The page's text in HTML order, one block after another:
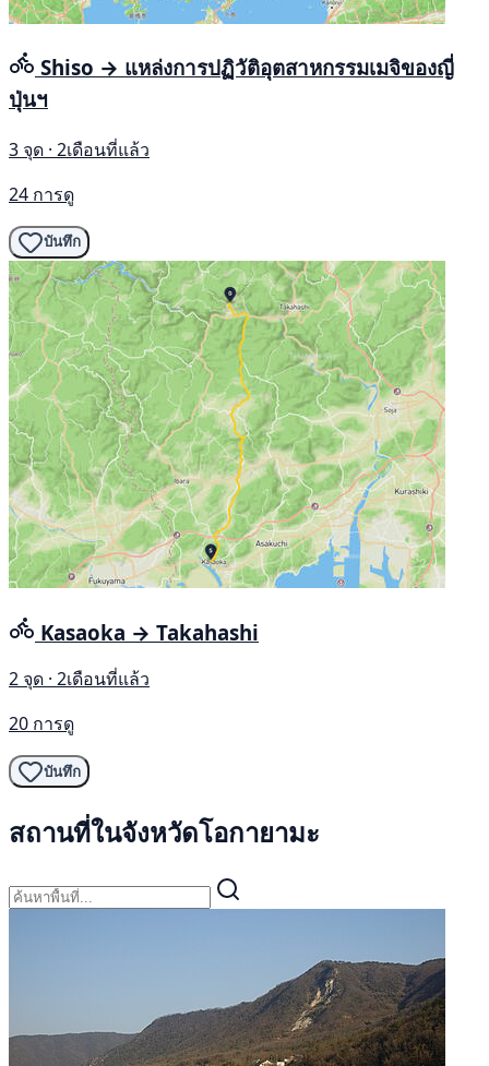
Shiso → แหล่งการปฏิวัติอุตสาหกรรมเมจิของญี่
ปุ่นฯ
3 จุด · 2เดือนที่แล้ว
24 การดู
บันทึก
Kasaoka → Takahashi
2 จุด · 2เดือนที่แล้ว
20 การดู
บันทึก
สถานที่ในจังหวัดโอกายามะ